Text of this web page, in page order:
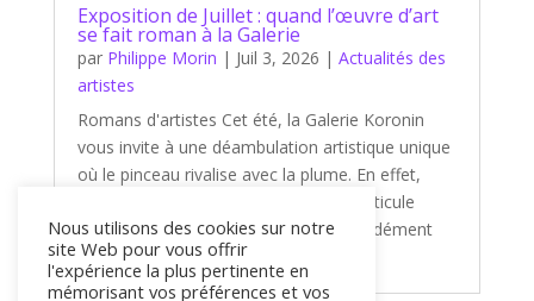
Exposition de Juillet : quand l’œuvre d’art
se fait roman à la Galerie
par Philippe Morin | Juil 3, 2026 | Actualités des
artistes
Romans d'artistes Cet été, la Galerie Koronin
vous invite à une déambulation artistique unique
où le pinceau rivalise avec la plume. En effet,
notre nouvelle exposition de juillet s'articule
autour d'un thème captivant et profondément
littéraire : « Romans d'artistes...
Nous utilisons des cookies sur notre
site Web pour vous offrir
l'expérience la plus pertinente en
mémorisant vos préférences et vos